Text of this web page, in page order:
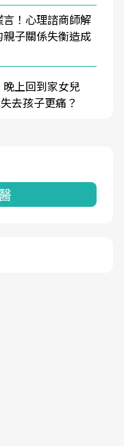
言！心理諮商師解
子關係失衡造成
晚上回到家女兒
去孩子更痛？